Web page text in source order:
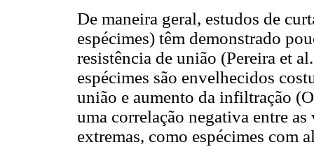
De maneira geral, estudos de
espécimes) têm demonstrado
resistência de união (Pereira et
espécimes são envelhecidos
união e aumento da infiltração
uma correlação negativa entre
extremas, como espécimes com